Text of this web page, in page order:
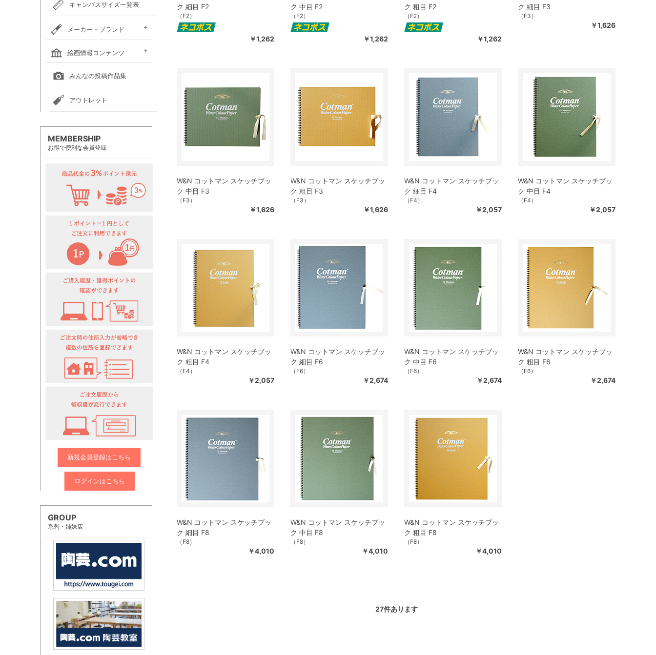
キャンバスサイズ一覧表
メーカー・ブランド
ホルベイン
クサカベ
レンブラント
ヴァンゴッホ
アムステルダム
リキテックス
ウィンザー＆ニュートン
ダーウェント
ターナー色彩
ファーバーカステル
吉祥
ナカガワ胡粉絵具
マルマン
瀬尾製額所
名村大成堂
マルオカ
すべてのメーカー・ブランド
絵画情報コンテンツ
全国の絵画教室一覧
全国の美術館一覧
全国の画廊一覧
みんなの投稿作品集
アウトレット
MEMBERSHIP
お得で便利な会員登録
新規会員登録はこちら
ログインはこちら
GROUP
系列・姉妹店
ク 細目 F2
（F2）
￥1,262
ク 中目 F2
（F2）
￥1,262
ク 粗目 F2
（F2）
￥1,262
ク 細目 F3
（F3）
￥1,626
W&N コットマン スケッチブッ
ク 中目 F3
（F3）
￥1,626
W&N コットマン スケッチブッ
ク 粗目 F3
（F3）
￥1,626
W&N コットマン スケッチブッ
ク 細目 F4
（F4）
￥2,057
W&N コットマン スケッチブッ
ク 中目 F4
（F4）
￥2,057
W&N コットマン スケッチブッ
ク 粗目 F4
（F4）
￥2,057
W&N コットマン スケッチブッ
ク 細目 F6
（F6）
￥2,674
W&N コットマン スケッチブッ
ク 中目 F6
（F6）
￥2,674
W&N コットマン スケッチブッ
ク 粗目 F6
（F6）
￥2,674
W&N コットマン スケッチブッ
ク 細目 F8
（F8）
￥4,010
W&N コットマン スケッチブッ
ク 中目 F8
（F8）
￥4,010
W&N コットマン スケッチブッ
ク 粗目 F8
（F8）
￥4,010
27件あります